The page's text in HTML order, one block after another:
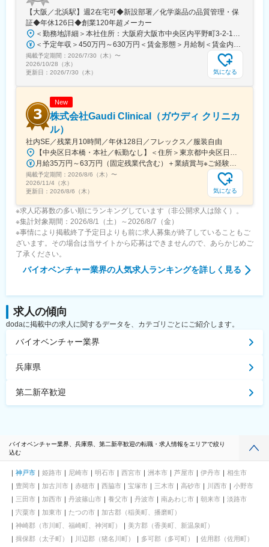
【大阪／北浜駅】週2在宅可◆新設部署／化学薬品の品質管理・保
証◆年休126日◆創業120年超メーカー
掲載予定期間： 2026/7/30（木） 〜
2026/10/28（水）
更新日： 2026/7/30（木） 気になる
New
株式会社Gaudi Clinical（ガウディ クリニカ
ル）
社内SE／残業月10時間／年休128日／フレックス／服装自由
掲載予定期間： 2026/8/6（木） 〜
2026/11/4（水）
更新日： 2026/8/6（木） 気になる
※求人応募数の多い順にランキングしています（非公開求人は除く）。
※集計対象期間：2026/8/1（土）～2026/8/7（金）
※事情により掲載終了予定日よりも前に求人募集が終了していることもご
ざいます。その場合は当サイトから応募はできませんので、あらかじめご
了承ください。
バイオベンチャー業界の人気求人ランキングを詳しく見る
求人の傾向
dodaに掲載中の求人に関するデータを、カテゴリごとにご紹介します。
バイオベンチャー業界
兵庫県
第二新卒歓迎
バイオベンチャー業界、兵庫県、第二新卒歓迎の転職・求人情報をエリアで絞り
込む
神戸市 姫路市 尼崎市 明石市 西宮市 洲本市 芦屋市 伊丹市
相生市
豊岡市
加古川市 赤穂市 西脇市 宝塚市 三木市 高砂市 川西市
小野市
三田市
加西市 丹波篠山市 養父市 丹波市 南あわじ市 朝来市
淡路市
宍粟市
加東市 たつの市
加古郡（稲美町、播磨町）
神崎郡（市川町、福崎町、神河町）
美方郡（香美町、新温泉町）
揖保郡（太子町）
川辺郡（猪名川町） 多可郡（多可町）
佐用郡（佐用町）